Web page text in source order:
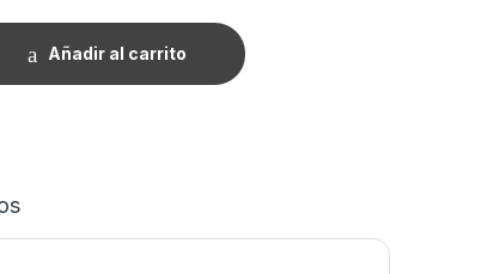
con pin de tierra. cantidad
Añadir al carrito